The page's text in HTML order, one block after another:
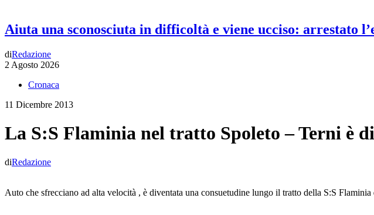
Aiuta una sconosciuta in difficoltà e viene ucciso: arrestato
diRedazione
2 Agosto 2026
Cronaca
11 Dicembre 2013
La S:S Flaminia nel tratto Spoleto – Terni è
diRedazione
Auto che sfrecciano ad alta velocità , è diventata una consuetudine lungo il tratto della S:S